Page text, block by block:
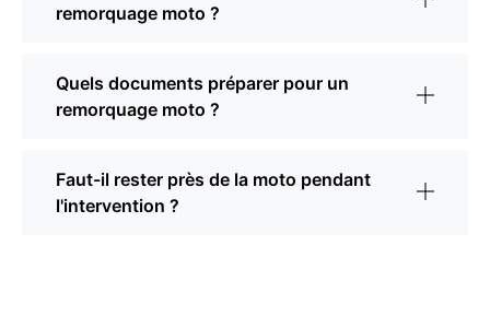
remorquage moto ?
Quels documents préparer pour un
remorquage moto ?
Faut-il rester près de la moto pendant
l'intervention ?